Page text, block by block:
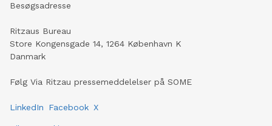
Besøgsadresse
Ritzaus Bureau
Store Kongensgade 14, 1264 København K
Danmark
Følg Via Ritzau pressemeddelelser på SOME
LinkedIn Facebook X